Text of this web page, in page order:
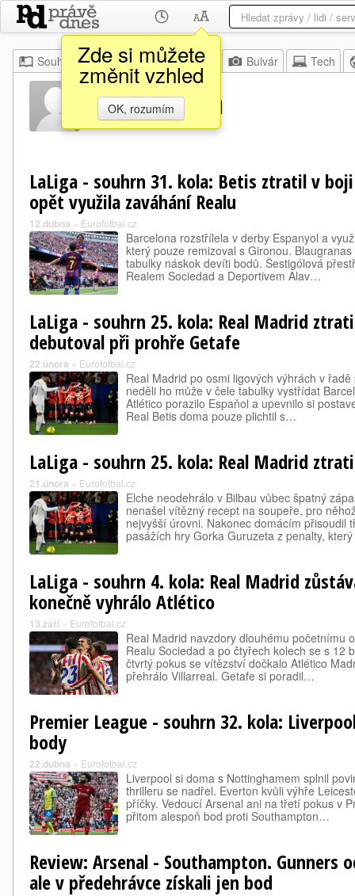
Zde si můžete
změnit vzhled
OK, rozumím
Souhrn Moje Z domova Bulvár Tech
Duje Čaleta
LaLiga - souhrn 31. kola: Betis ztratil v
opět využila zaváhání Realu
12.dubna » Eurofotbal.cz
Barcelona rozstřílela v derby Espanyol a
který pouze remizoval s Gironou.
tabulky náskok devíti bodů. Šestigólová
Realem Sociedad a Deportivem Alav…
LaLiga - souhrn 25. kola: Real Madrid
debutoval při prohře Getafe
22.února » Eurofotbal.cz
Real Madrid po osmi ligových výhrách v
neděli ho může v čele tabulky vystřídat
Atlético porazilo Espaňol a upevnilo si
Real Betis doma pouze plichtil s…
LaLiga - souhrn 25. kola: Real Madrid
21.února » Eurofotbal.cz
Elche neodehrálo v Bilbau vůbec špatný
nenašel vítězný recept na soupeře, pro
nejvyšší úrovni. Nakonec domácím přisoudil
pasážích hry Gorka Guruzeta z penalty,
LaLiga - souhrn 4. kola: Real Madrid
konečně vyhrálo Atlético
13.září » Eurofotbal.cz
Real Madrid navzdory dlouhému početnímu
Realu Sociedad a po čtyřech kolech se s 12
čtvrtý pokus se vítězství dočkalo Atlético
přehrálo Villarreal. Getafe si poradil…
Premier League - souhrn 32. kola:
body
22.dubna » Eurofotbal.cz
Liverpool si doma s Nottinghamem splnil
thrilleru se nadřel. Everton kvůli výhře
příčky. Vedoucí Arsenal ani na třetí pokus v
přitom alespoň bod proti Southampton…
Review: Arsenal - Southampton. Gunners
ale v předehrávce získali jen bod